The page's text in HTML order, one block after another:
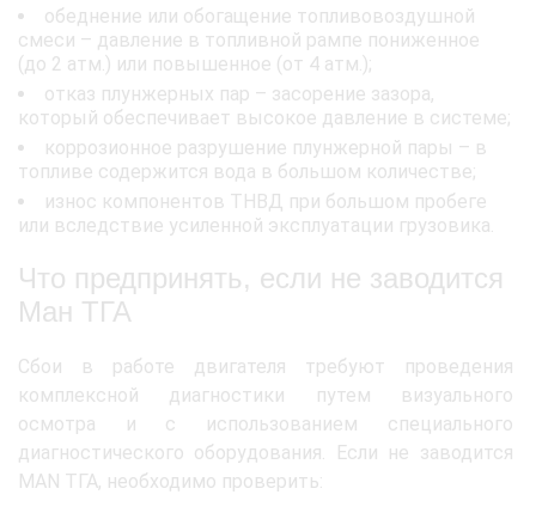
обеднение или обогащение топливовоздушной
смеси – давление в топливной рампе пониженное
(до 2 атм.) или повышенное (от 4 атм.);
отказ плунжерных пар – засорение зазора,
который обеспечивает высокое давление в системе;
коррозионное разрушение плунжерной пары – в
топливе содержится вода в большом количестве;
износ компонентов ТНВД при большом пробеге
или вследствие усиленной эксплуатации грузовика.
Что предпринять, если не заводится
Ман ТГА
Сбои в работе двигателя требуют проведения
комплексной диагностики путем визуального
осмотра и с использованием специального
диагностического оборудования. Если не заводится
MAN ТГА, необходимо проверить: